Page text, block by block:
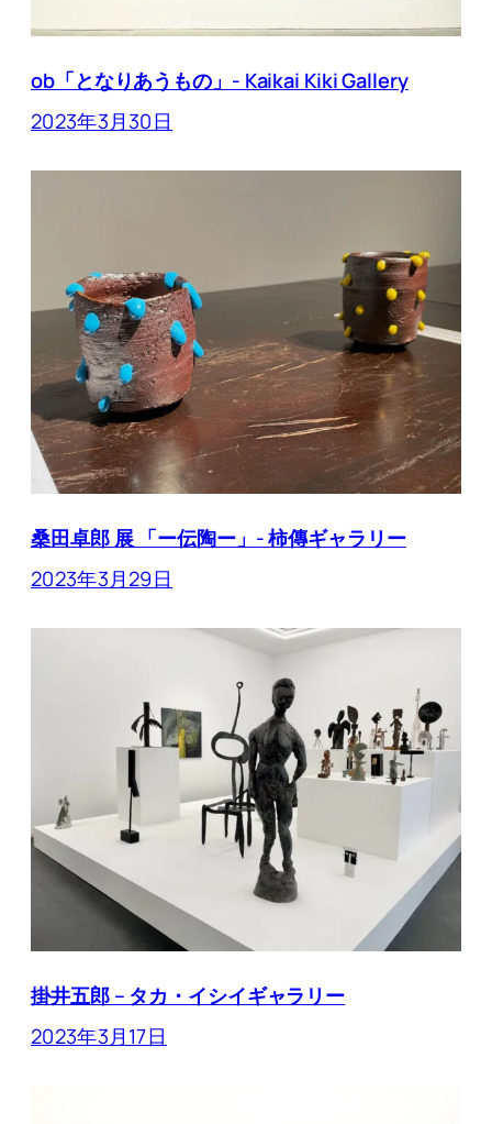
ob「となりあうもの」- Kaikai Kiki Gallery
2023年3月30日
桑田卓郎 展 「ー伝陶ー」- 柿傳ギャラリー
2023年3月29日
掛井五郎 – タカ・イシイギャラリー
2023年3月17日